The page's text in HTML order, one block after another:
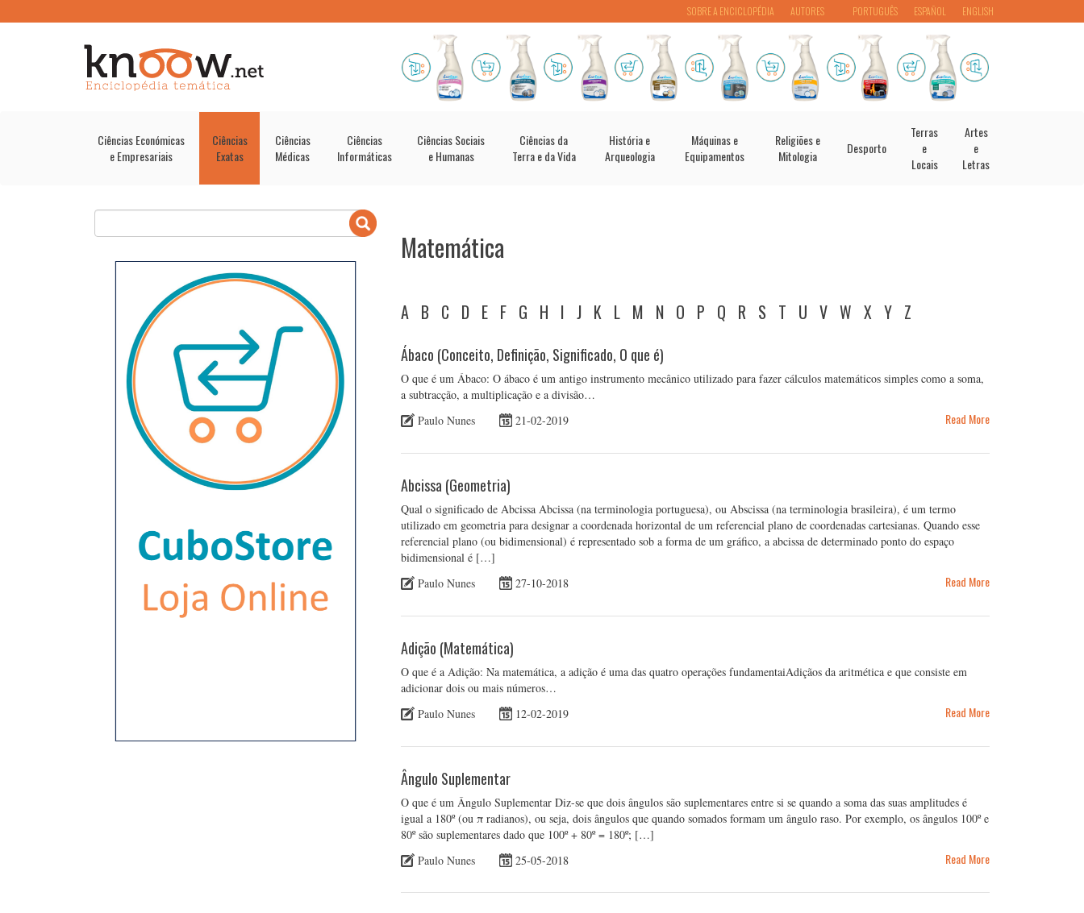
PORTUGUÊS ESPAÑOL ENGLISH
SOBRE A ENCICLOPÉDIA AUTORES
Ciências Económicas
e Empresariais
Ciências
Exatas
Ciências
Médicas
Ciências
Informáticas
Ciências Sociais
e Humanas
Ciências da
Terra e da Vida
História e
Arqueologia
Máquinas e
Equipamentos
Religiões e
Mitologia
Desporto
Terras
e
Locais
Artes
e
Letras
Matemática
A B C D E F G H I J K L M N O P Q R S T U V W X Y Z
Ábaco (Conceito, Definição, Significado, O que é)
O que é um Ábaco: O ábaco é um antigo instrumento mecânico utilizado para fazer cálculos matemáticos simples como a soma,
a subtracção, a multiplicação e a divisão…
Paulo Nunes
21-02-2019 Read More
Abcissa (Geometria)
Qual o significado de Abcissa Abcissa (na terminologia portuguesa), ou Abscissa (na terminologia brasileira), é um termo
utilizado em geometria para designar a coordenada horizontal de um referencial plano de coordenadas cartesianas. Quando esse
referencial plano (ou bidimensional) é representado sob a forma de um gráfico, a abcissa de determinado ponto do espaço
bidimensional é […]
Paulo Nunes
27-10-2018 Read More
Adição (Matemática)
O que é a Adição: Na matemática, a adição é uma das quatro operações fundamentaiAdiçãos da aritmética e que consiste em
adicionar dois ou mais números…
Paulo Nunes
12-02-2019 Read More
Ângulo Suplementar
O que é um Ângulo Suplementar Diz-se que dois ângulos são suplementares entre si se quando a soma das suas amplitudes é
igual a 180º (ou π radianos), ou seja, dois ângulos que quando somados formam um ângulo raso. Por exemplo, os ângulos 100º e
80º são suplementares dado que 100º + 80º = 180º; […]
Paulo Nunes
25-05-2018 Read More